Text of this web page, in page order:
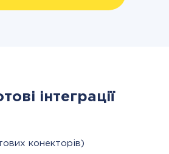
інтеграції
конекторів)